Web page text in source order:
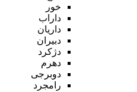
خور
داراب
داریان
دبیران
دژکرد
دهرم
دوبرجی
رامجرد